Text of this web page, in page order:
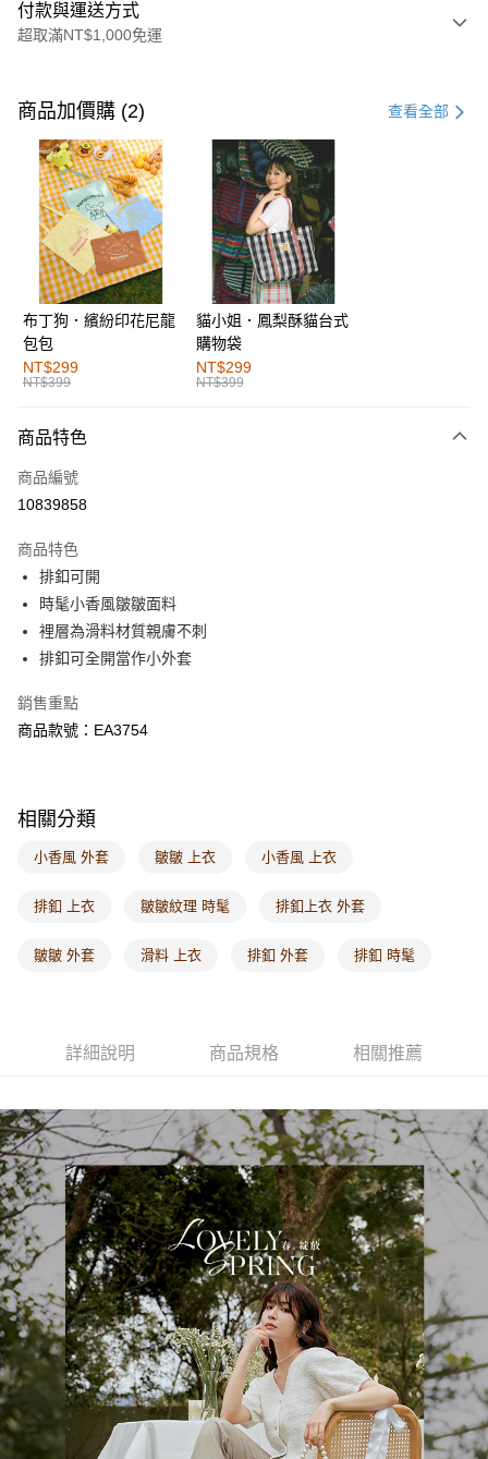
付款與運送方式
超取滿NT$1,000免運
信用卡一次付款
購物金
超商取貨付款
LINE Pay
街口支付
運送方式
全家取貨付款
每筆NT$60，滿NT$1,000(含以上)免運費
付款後全家取貨
萊爾富取貨付款
付款後萊爾富取貨
每筆NT$60，滿NT$1,000(含以上)免運費
7-11取貨付款
每筆NT$60，滿NT$1,000(含以上)免運費
付款後7-11取貨
每筆NT$60，滿NT$1,000(含以上)免運費
每筆NT$120，滿NT$1,000(含以上)免運費
付款後門市自取
海外配送-港/澳/新/馬/泰國專屬
海外配送-其他亞洲地區 查看運費
商品加價購 (2) 查看全部
布丁狗．繽紛印花尼龍
包包
NT$299
NT$399
貓小姐．鳳梨酥貓台式
購物袋
NT$299
NT$399
商品特色
商品編號
10839858
商品特色
排釦可開
時髦小香風皺皺面料
裡層為滑料材質親膚不刺
排釦可全開當作小外套
銷售重點
商品款號：EA3754
相關分類
小香風 外套 皺皺 上衣 小香風 上衣
排釦 上衣 皺皺紋理 時髦 排釦上衣 外套
皺皺 外套 滑料 上衣 排釦 外套 排釦 時髦
詳細說明 商品規格 相關推薦